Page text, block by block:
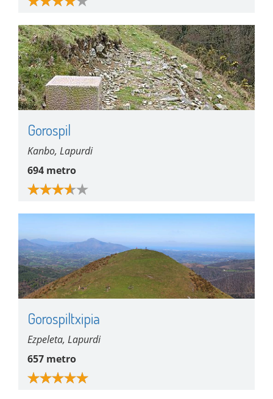
Gorospil
Kanbo, Lapurdi
694 metro
Gorospiltxipia
Ezpeleta, Lapurdi
657 metro